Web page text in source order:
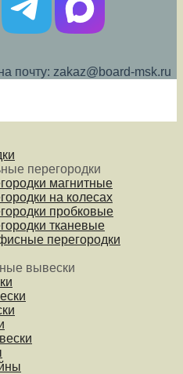
почту: zakaz@board-msk.ru
перегородки
магнитные
на колесах
пробковые
тканевые
перегородки
вывески